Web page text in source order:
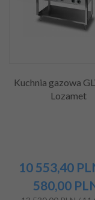
Kuchnia gazowa
Lozamet
10 553,40
580,00